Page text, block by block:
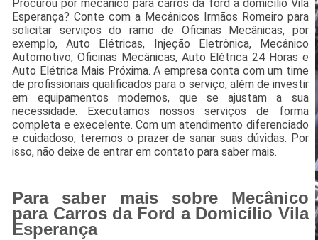
Procurou por mecânico para carros da ford a domicílio Vila
Esperança? Conte com a Mecânicos Irmãos Romeiro para
solicitar serviços do ramo de Oficinas Mecânicas, por
exemplo, Auto Elétricas, Injeção Eletrônica, Mecânico
Automotivo, Oficinas Mecânicas, Auto Elétrica 24 Horas e
Auto Elétrica Mais Próxima. A empresa conta com um time
de profissionais qualificados para o serviço, além de investir
em equipamentos modernos, que se ajustam a sua
necessidade. Executamos nossos serviços de forma
completa e execelente. Com um atendimento diferenciado
e cuidadoso, teremos o prazer de sanar suas dúvidas. Por
isso, não deixe de entrar em contato para saber mais.
Para saber mais sobre Mecânico
para Carros da Ford a Domicílio Vila
Esperança